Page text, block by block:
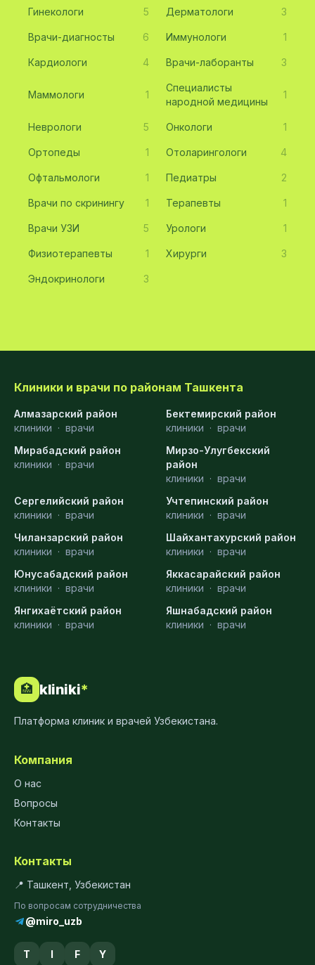
Гинекологи 5 Дерматологи 3
Врачи-диагносты 6 Иммунологи 1
Кардиологи 4 Врачи-лаборанты 3
Маммологи 1
Специалисты
народной медицины
1
Неврологи 5 Онкологи 1
Ортопеды 1 Отоларингологи 4
Офтальмологи 1 Педиатры 2
Врачи по скринингу 1 Терапевты 1
Врачи УЗИ 5 Урологи 1
Физиотерапевты 1 Хирурги 3
Эндокринологи 3
Клиники и врачи по районам Ташкента
Алмазарский район
клиники · врачи
Бектемирский район
клиники · врачи
Мирабадский район
клиники · врачи
Мирзо-Улугбекский
район
клиники · врачи
Сергелийский район
клиники · врачи
Учтепинский район
клиники · врачи
Чиланзарский район
клиники · врачи
Шайхантахурский район
клиники · врачи
Юнусабадский район
клиники · врачи
Яккасарайский район
клиники · врачи
Янгихаётский район
клиники · врачи
Яшнабадский район
клиники · врачи
🏥 kliniki*
Платформа клиник и врачей Узбекистана.
Компания
О нас
Вопросы
Контакты
Контакты
📍 Ташкент, Узбекистан
По вопросам сотрудничества
@miro_uzb
T I F Y